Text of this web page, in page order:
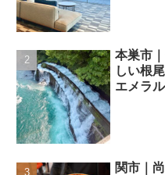
本巣市
しい根
エメラ
関市｜